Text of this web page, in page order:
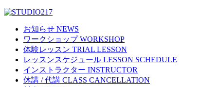
お知らせ NEWS
ワークショップ WORKSHOP
体験レッスン TRIAL LESSON
レッスンスケジュール LESSON SCHEDULE
インストラクター INSTRUCTOR
休講 / 代講 CLASS CANCELLATION